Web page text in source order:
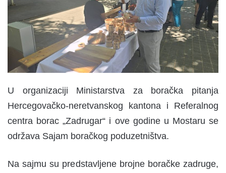
m
a
i
l
U organizaciji Ministarstva za boračka pitanja
Hercegovačko-neretvanskog kantona i Referalnog
centra borac „Zadrugar“ i ove godine u Mostaru se
održava Sajam boračkog poduzetništva.
Na sajmu su predstavljene brojne boračke zadruge,